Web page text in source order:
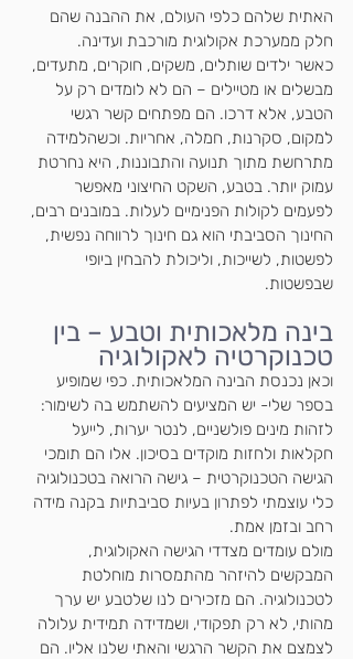
האתית שלהם כלפי העולם, את ההבנה שהם
חלק ממערכת אקולוגית מורכבת ועדינה.
כאשר ילדים שותלים, משקים, חוקרים, מתעדים,
מבשלים או מטיילים – הם לא לומדים רק על
הטבע, אלא דרכו. הם מפתחים קשר רגשי
למקום, סקרנות, חמלה, אחריות. וכשהלמידה
מתרחשת מתוך תנועה והתבוננות, היא נחרטת
עמוק יותר. בטבע, השקט החיצוני מאפשר
לפעמים לקולות הפנימיים לעלות. במובנים רבים,
החינוך הסביבתי הוא גם חינוך לרווחה נפשית,
לפשטות, לשייכות, וליכולת להבחין ביופי
שבפשטות.
בינה מלאכותית וטבע – בין
טכנוקרטיה לאקולוגיה
וכאן נכנסת הבינה המלאכותית. כפי שמופיע
בספר שלי- יש המציעים להשתמש בה לשימור:
לזהות מינים פולשניים, לנטר יערות, לייעל
חקלאות ולחזות מוקדים בסיכון. אלו הם תומכי
הגישה הטכנוקרטית – גישה הרואה בטכנולוגיה
כלי עוצמתי לפתרון בעיות סביבתיות בקנה מידה
רחב ובזמן אמת.
מולם עומדים מצדדי הגישה האקולוגית,
המבקשים להיזהר מהתמסרות מוחלטת
לטכנולוגיה. הם מזכירים לנו שלטבע יש ערך
מהותי, לא רק תפקודי, ושמדידה תמידית עלולה
לצמצם את הקשר הרגשי והאתי שלנו אליו. הם